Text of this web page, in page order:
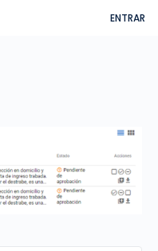
ENTRAR